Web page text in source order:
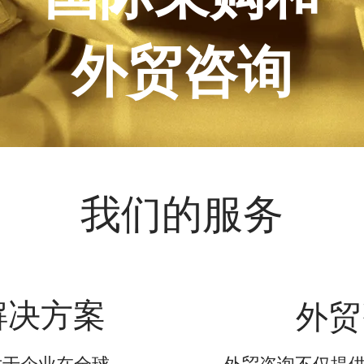
外贸咨询
我们的服务
方案 外